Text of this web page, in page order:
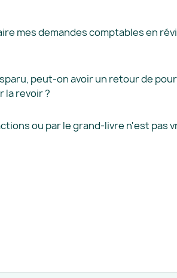
mes demandes comptables en
peut-on avoir un retour de
la revoir ?
ou par le grand-livre n'est pas